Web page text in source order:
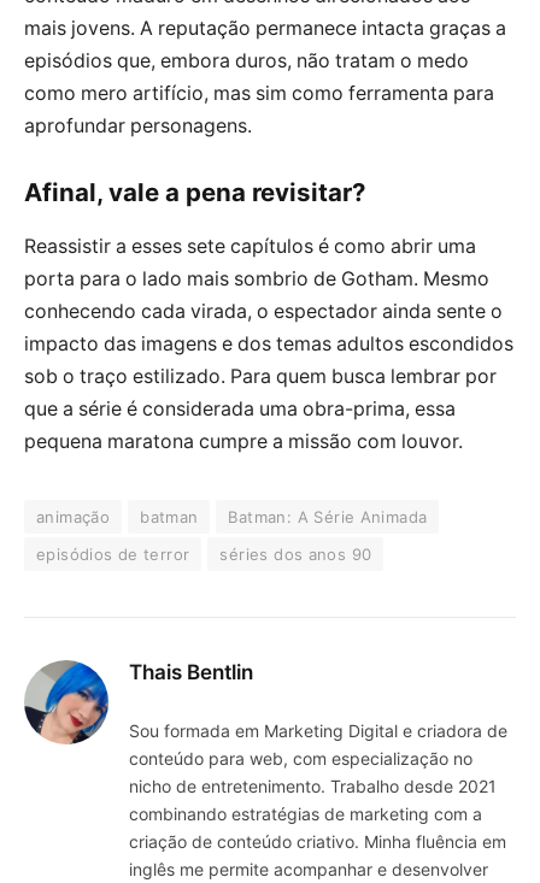
mais jovens. A reputação permanece intacta graças a
episódios que, embora duros, não tratam o medo
como mero artifício, mas sim como ferramenta para
aprofundar personagens.
Afinal, vale a pena revisitar?
Reassistir a esses sete capítulos é como abrir uma
porta para o lado mais sombrio de Gotham. Mesmo
conhecendo cada virada, o espectador ainda sente o
impacto das imagens e dos temas adultos escondidos
sob o traço estilizado. Para quem busca lembrar por
que a série é considerada uma obra-prima, essa
pequena maratona cumpre a missão com louvor.
animação batman
Batman: A Série Animada
episódios de terror
séries dos anos 90
Thais Bentlin
Sou formada em Marketing Digital e criadora de
conteúdo para web, com especialização no
nicho de entretenimento. Trabalho desde 2021
combinando estratégias de marketing com a
criação de conteúdo criativo. Minha fluência em
inglês me permite acompanhar e desenvolver